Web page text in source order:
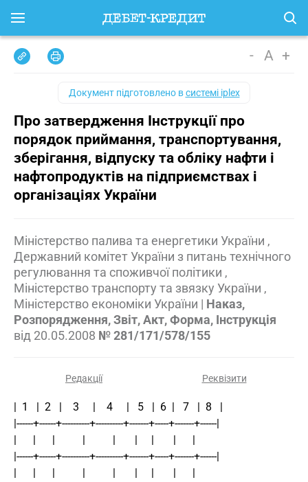
- A +
Документ підготовлено всистемі iplex
Про затвердження Інструкції про
порядок приймання, транспортування,
зберігання, відпуску та обліку нафти і
нафтопродуктів на підприємствах і
організаціях України
Міністерство палива та енергетики України ,
Державний комітет України з питань технічного
регулювання та споживчої політики ,
Міністерство транспорту та звязку України ,
Міністерство економіки України | Наказ,
Розпорядження, Звіт, Акт, Форма, Інструкція
від 20.05.2008 № 281/171/578/155
Редакції Реквізити
|  1   |  2   |    3     |    4     |   5   |  6  |   7   |  8   |
|------+------+----------+----------+-------+-----+-------+------|
|      |      |          |          |       |     |       |      |
|------+------+----------+----------+-------+-----+-------+------|
|      |      |          |          |       |     |       |      |